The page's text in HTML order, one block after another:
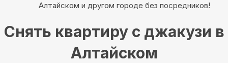
Алтайском и другом городе без посредников!
Снять квартиру с джакузи в
Алтайском